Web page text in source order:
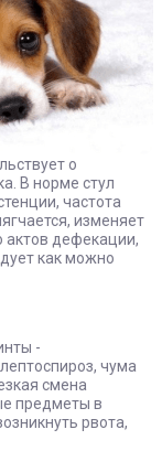
о
В норме стул
частота
изменяет
актов дефекации,
как можно
-
чума
смена
предметы в
рвота,